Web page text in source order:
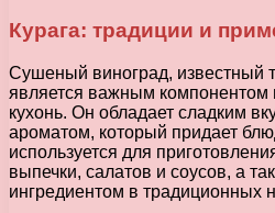
Курага: традиции и
Сушеный виноград, известный
является важным компонентом
кухонь. Он обладает сладким
ароматом, который придает
используется для
выпечки, салатов и соусов, а
ингредиентом в традиционных